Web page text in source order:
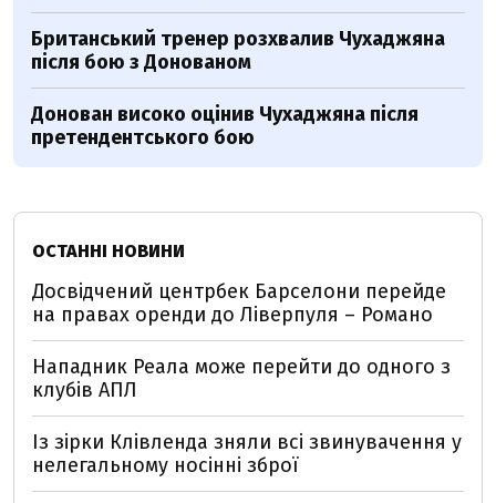
Британський тренер розхвалив Чухаджяна
після бою з Донованом
Донован високо оцінив Чухаджяна після
претендентського бою
ОСТАННІ НОВИНИ
Досвідчений центрбек Барселони перейде
на правах оренди до Ліверпуля – Романо
Нападник Реала може перейти до одного з
клубів АПЛ
Із зірки Клівленда зняли всі звинувачення у
нелегальному носінні зброї